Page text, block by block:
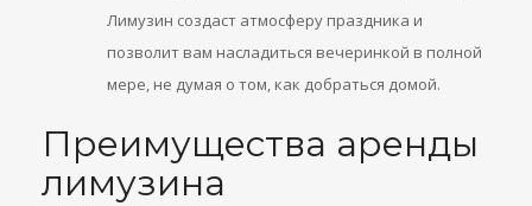
Лимузин создаст атмосферу праздника и
позволит вам насладиться вечеринкой в полной
мере, не думая о том, как добраться домой.
Преимущества аренды
лимузина